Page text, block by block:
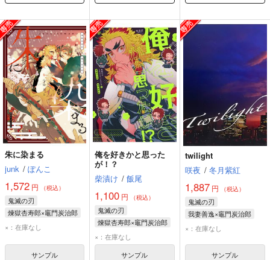
朱に染まる
junk / ぽんこ
1,572 円 （税込）
鬼滅の刃
煉獄杏寿郎×竈門炭治郎
竈門炭治郎
×：在庫なし
サンプル
俺を好きかと思った
が！？
柴漬け / 飯尾
1,100 円 （税込）
鬼滅の刃
煉獄杏寿郎×竈門炭治郎
竈門炭治郎
煉獄杏寿郎
×：在庫なし
サンプル
twilight
咲夜 / 冬月紫紅
1,887円 （税込）
鬼滅の刃
我妻善逸×竈門炭治郎
我妻善逸
×：在庫なし
サンプル